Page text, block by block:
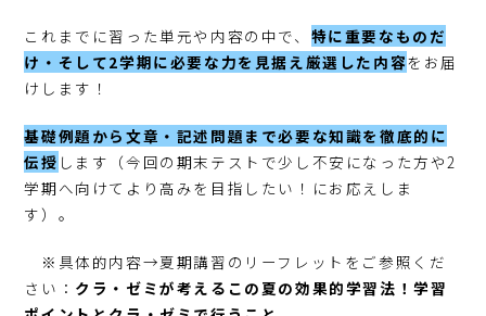
これまでに習った単元や内容の中で、 特に重要なものだ
け・そして2学期に必要な力を見据え厳選した内容をお届
けします！
基礎例題から文章・記述問題まで必要な知識を徹底的に
伝授 します（今回の期末テストで少し不安になった方や2
学期へ向けてより高みを目指したい！にお応えしま
す）。
※具体的内容→夏期講習のリーフレットをご参照くだ
さい： クラ・ゼミが考えるこの夏の効果的学習法！学習